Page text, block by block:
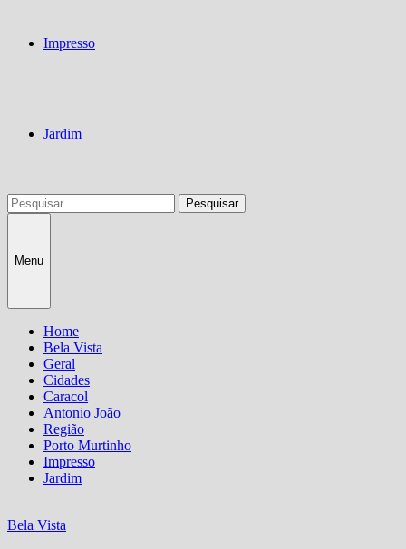
Impresso
Jardim
Pesquisar
por:
Menu
Home
Bela Vista
Geral
Cidades
Caracol
Antonio João
Região
Porto Murtinho
Impresso
Jardim
Bela Vista